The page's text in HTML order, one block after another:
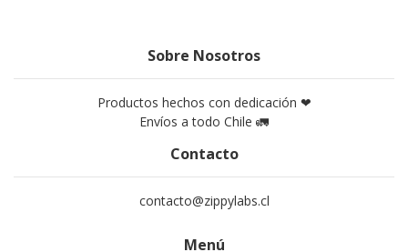
Sobre Nosotros
Productos hechos con dedicación ❤
Envíos a todo Chile 🚛
Contacto
contacto@zippylabs.cl
Menú